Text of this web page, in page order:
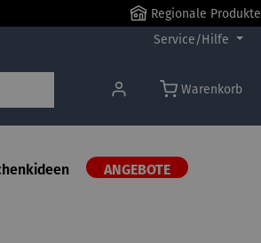
Regionale Produkte
Service/Hilfe
Warenkorb
ANGEBOTE